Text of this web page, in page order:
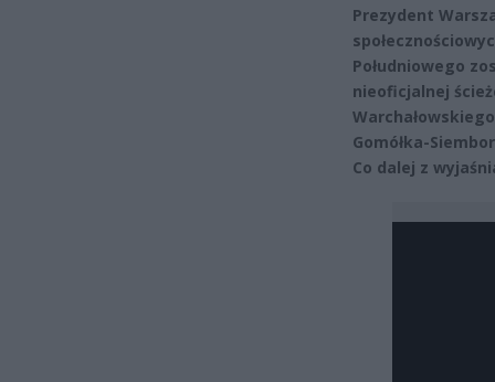
Prezydent
Południowego
nieoficjalnej
Gomółka-
Co dalej z